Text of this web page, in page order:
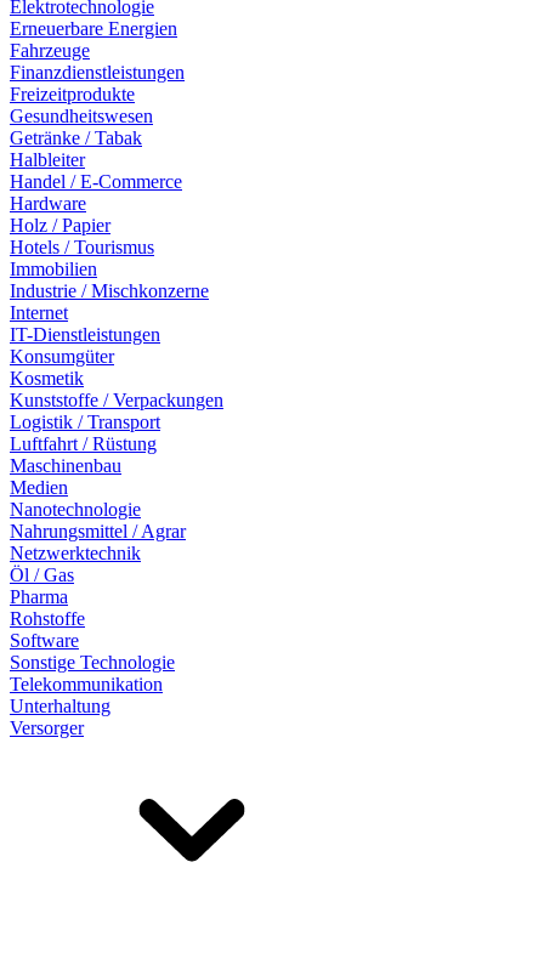
Elektrotechnologie
Erneuerbare Energien
Fahrzeuge
Finanzdienstleistungen
Freizeitprodukte
Gesundheitswesen
Getränke / Tabak
Halbleiter
Handel / E-Commerce
Hardware
Holz / Papier
Hotels / Tourismus
Immobilien
Industrie / Mischkonzerne
Internet
IT-Dienstleistungen
Konsumgüter
Kosmetik
Kunststoffe / Verpackungen
Logistik / Transport
Luftfahrt / Rüstung
Maschinenbau
Medien
Nanotechnologie
Nahrungsmittel / Agrar
Netzwerktechnik
Öl / Gas
Pharma
Rohstoffe
Software
Sonstige Technologie
Telekommunikation
Unterhaltung
Versorger